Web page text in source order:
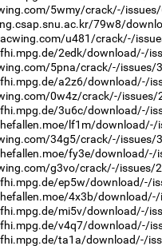
5wmy/crack/-/
79w8/
u481/crack/-/
2edk/download/-/
5pna/crack/-/issues/
a2z6/download/-/
0w4z/crack/-/issues/
3u6c/download/-/
lf1m/download/-/
34g5/crack/-/issues/
fy3e/download/-/
g3vo/crack/-/issues/
ep5w/download/-/
4x3b/
mi5v/download/-/
v4q7/download/-/
ta1a/download/-/